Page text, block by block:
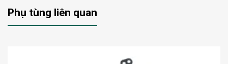
Phụ tùng liên quan